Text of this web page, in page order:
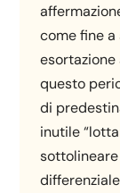
come fine a
questo
di
inutile